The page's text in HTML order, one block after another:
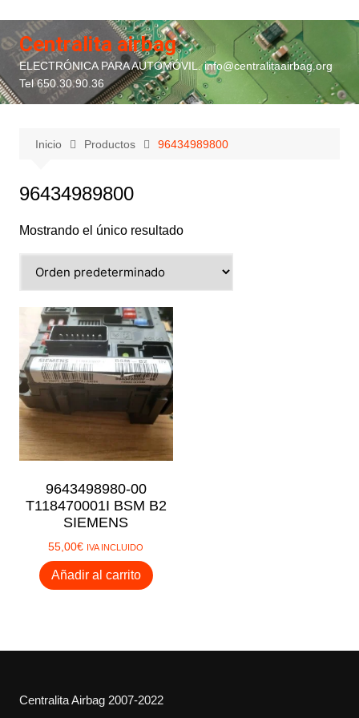
contenido
Centralita airbag
ELECTRÓNICA PARA AUTOMÓVIL. info@centralitaairbag.org
Tel 650.30.90.36
Inicio Productos 96434989800
96434989800
Mostrando el único resultado
9643498980-00
T118470001I BSM B2
SIEMENS
55,00€ IVA INCLUIDO
Añadir al carrito
Centralita Airbag 2007-2022